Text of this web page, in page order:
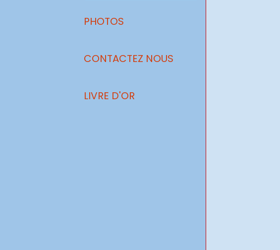
PHOTOS
CONTACTEZ NOUS
LIVRE D'OR